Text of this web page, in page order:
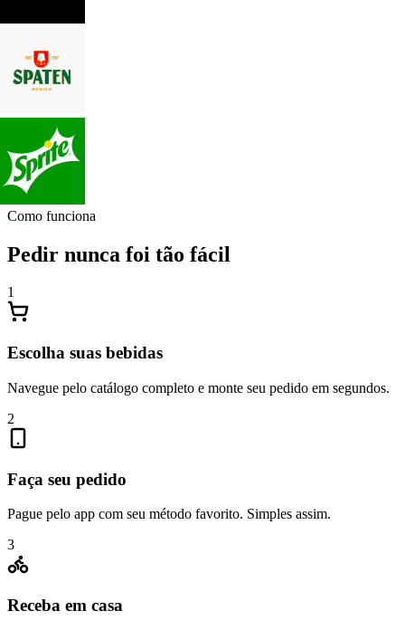
Como funciona
Pedir nunca foi tão fácil
1
Escolha suas bebidas
Navegue pelo catálogo completo e monte seu pedido em segundos.
2
Faça seu pedido
Pague pelo app com seu método favorito. Simples assim.
3
Receba em casa